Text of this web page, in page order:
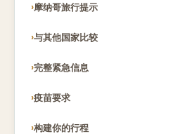
摩纳哥旅行提示
与其他国家比较
完整紧急信息
疫苗要求
构建你的行程